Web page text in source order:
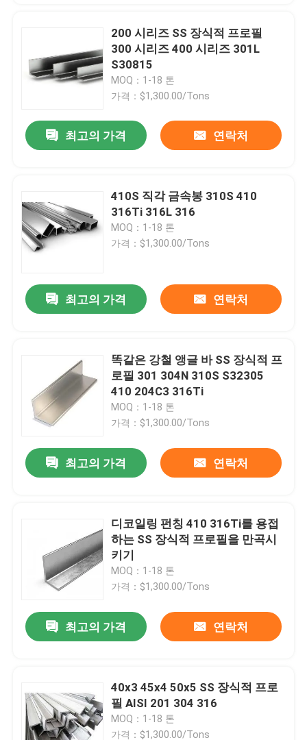
제품
동영상
우리에 대하여
품질 관리
인용문을 요구하세요
스테인레스 스틸 합금
스테인레스 강 플레이트 시트
200 시리즈 SS 장식적 프로필
300 시리즈 400 시리즈 301L
S30815
MOQ：1-18 톤
가격：$1,300.00/Tons
최고의 가격 연락처
410S 직각 금속봉 310S 410
316Ti 316L 316
MOQ：1-18 톤
가격：$1,300.00/Tons
최고의 가격 연락처
똑같은 강철 앵글 바 SS 장식적 프
로필 301 304N 310S S32305
410 204C3 316Ti
MOQ：1-18 톤
가격：$1,300.00/Tons
최고의 가격 연락처
디코일링 펀칭 410 316Ti를 용접
하는 SS 장식적 프로필을 만곡시
키기
MOQ：1-18 톤
가격：$1,300.00/Tons
최고의 가격 연락처
40x3 45x4 50x5 SS 장식적 프로
필 AISI 201 304 316
MOQ：1-18 톤
가격：$1,300.00/Tons